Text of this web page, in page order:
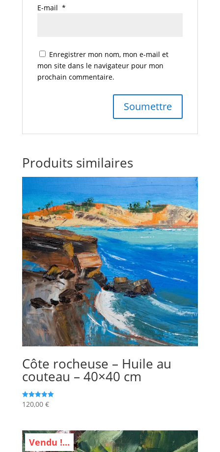
E-mail *
Enregistrer mon nom, mon e-mail et
mon site dans le navigateur pour mon
prochain commentaire.
Produits similaires
Côte rocheuse – Huile au
couteau – 40×40 cm
Note
5.00
120,00 €
Vendu !...